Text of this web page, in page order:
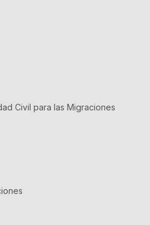
Civil para las Migraciones